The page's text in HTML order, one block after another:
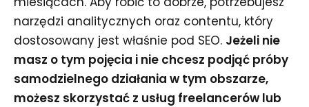
narzędzi analitycznych oraz contentu, który
dostosowany jest właśnie pod SEO. Jeżeli nie
masz o tym pojęcia i nie chcesz podjąć próby
samodzielnego działania w tym obszarze,
możesz skorzystać z usług freelancerów lub